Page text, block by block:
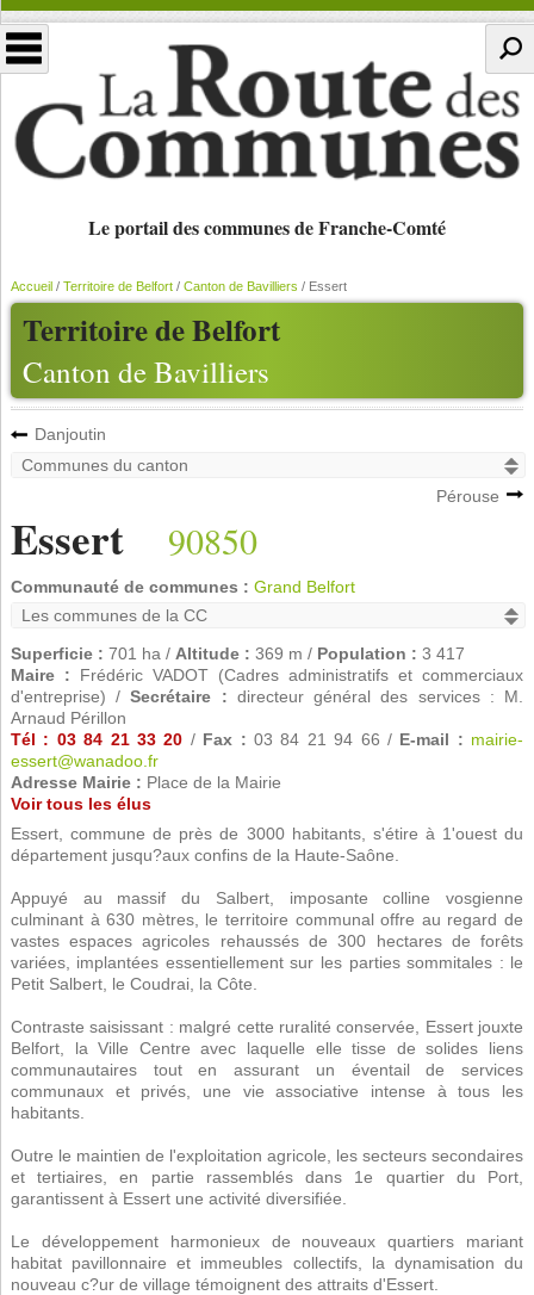
Le portail des communes de Franche-Comté
Territoire de Belfort
Canton de Bavilliers
Accueil/ Territoire de Belfort/ Canton de Bavilliers / Essert
Danjoutin
Pérouse
Essert 90850
Communauté de communes : Grand Belfort
Superficie : 701 ha / Altitude : 369 m / Population : 3 417
Maire : Frédéric VADOT (Cadres administratifs et commerciaux
d'entreprise) /Secrétaire : directeur général des services : M.
Arnaud Périllon
Tél : 03 84 21 33 20 / Fax : 03 84 21 94 66 / E-mail : mairie-
essert@wanadoo.fr
Adresse Mairie : Place de la Mairie
Voir tous les élus
Essert, commune de près de 3000 habitants, s'étire à 1'ouest du
département jusqu?aux confins de la Haute-Saône.
Appuyé au massif du Salbert, imposante colline vosgienne
culminant à 630 mètres, le territoire communal offre au regard de
vastes espaces agricoles rehaussés de 300 hectares de forêts
variées, implantées essentiellement sur les parties sommitales : le
Petit Salbert, le Coudrai, la Côte.
Contraste saisissant : malgré cette ruralité conservée, Essert jouxte
Belfort, la Ville Centre avec laquelle elle tisse de solides liens
communautaires tout en assurant un éventail de services
communaux et privés, une vie associative intense à tous les
habitants.
Outre le maintien de l'exploitation agricole, les secteurs secondaires
et tertiaires, en partie rassemblés dans 1e quartier du Port,
garantissent à Essert une activité diversifiée.
Le développement harmonieux de nouveaux quartiers mariant
habitat pavillonnaire et immeubles collectifs, la dynamisation du
nouveau c?ur de village témoignent des attraits d'Essert.